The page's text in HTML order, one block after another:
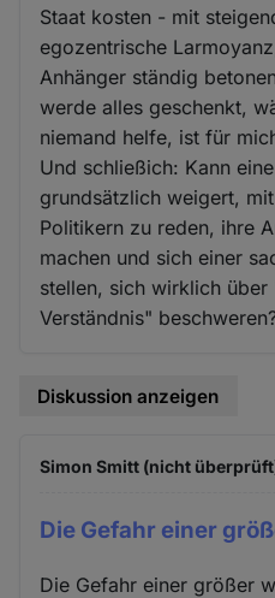
Staat kosten - mit
egozentrische
Anhänger ständig
werde alles geschenkt,
niemand helfe, ist für
Und schließich: Kann
grundsätzlich weigert,
Politikern zu reden, ihre
machen und sich einer
stellen, sich wirklich über
Verständnis"
Diskussion anzeigen
Simon Smitt (nicht
Die Gefahr einer
Die Gefahr einer größer